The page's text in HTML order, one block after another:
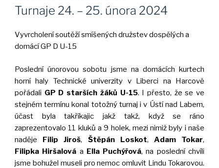
ON
Turnaje 24. – 25. února 2024
Vyvrcholení soutěží smíšených družstev dospělých a
domácí GP D U-15
Poslední únorovou sobotu jsme na domácích kurtech
horní haly Technické univerzity v Liberci na Harcově
pořádali GP D starších žáků U-15. I přesto, že se ve
stejném termínu konal totožný turnaj i v Ústí nad Labem,
účast byla takříkajic jakž takž, když se ráno
zaprezentovalo 11 kluků a 9 holek, mezi nimiž byly i naše
naděje Filip Jiroš, Štěpán Loskot, Adam Tokar,
Filipka Hiršalová a Ella Puchýřová, na poslední chvíli
jsme bohužel museli pro nemoc omluvit Lindu Tokarovou.